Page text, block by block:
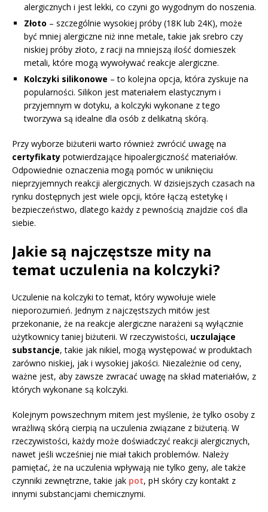
alergicznych i jest lekki, co czyni go wygodnym do noszenia.
Złoto – szczególnie wysokiej próby (18K lub 24K), może
być mniej alergiczne niż inne metale, takie jak srebro czy
niskiej próby złoto, z racji na mniejszą ilość domieszek
metali, które mogą wywoływać reakcje alergiczne.
Kolczyki silikonowe – to kolejna opcja, która zyskuje na
popularności. Silikon jest materiałem elastycznym i
przyjemnym w dotyku, a kolczyki wykonane z tego
tworzywa są idealne dla osób z delikatną skórą.
Przy wyborze biżuterii warto również zwrócić uwagę na
certyfikaty potwierdzające hipoalergiczność materiałów.
Odpowiednie oznaczenia mogą pomóc w uniknięciu
nieprzyjemnych reakcji alergicznych. W dzisiejszych czasach na
rynku dostępnych jest wiele opcji, które łączą estetykę i
bezpieczeństwo, dlatego każdy z pewnością znajdzie coś dla
siebie.
Jakie są najczęstsze mity na
temat uczulenia na kolczyki?
Uczulenie na kolczyki to temat, który wywołuje wiele
nieporozumień. Jednym z najczęstszych mitów jest
przekonanie, że na reakcje alergiczne narażeni są wyłącznie
użytkownicy taniej biżuterii. W rzeczywistości, uczulające
substancje, takie jak nikiel, mogą występować w produktach
zarówno niskiej, jak i wysokiej jakości. Niezależnie od ceny,
ważne jest, aby zawsze zwracać uwagę na skład materiałów, z
których wykonane są kolczyki.
Kolejnym powszechnym mitem jest myślenie, że tylko osoby z
wrażliwą skórą cierpią na uczulenia związane z biżuterią. W
rzeczywistości, każdy może doświadczyć reakcji alergicznych,
nawet jeśli wcześniej nie miał takich problemów. Należy
pamiętać, że na uczulenia wpływają nie tylko geny, ale także
czynniki zewnętrzne, takie jak pot, pH skóry czy kontakt z
innymi substancjami chemicznymi.